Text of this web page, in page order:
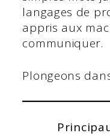
langages de
appris aux
communiquer.
Plongeons